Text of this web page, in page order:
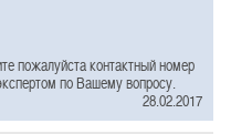
пожалуйста контактный номер
по Вашему вопросу.
28.02.2017